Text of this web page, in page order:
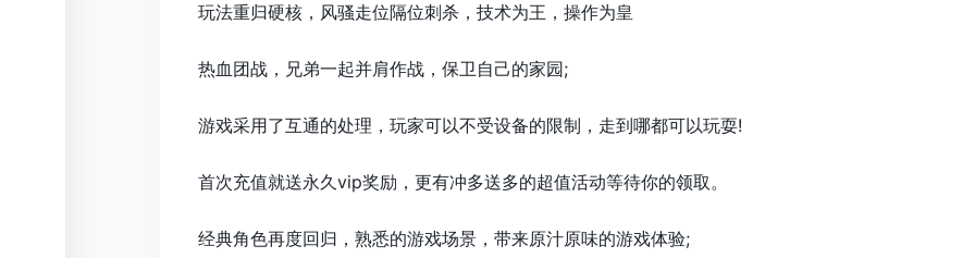
玩法重归硬核，风骚走位隔位刺杀，技术为王，操作为皇
热血团战，兄弟一起并肩作战，保卫自己的家园;
游戏采用了互通的处理，玩家可以不受设备的限制，走到哪都可以玩耍!
首次充值就送永久vip奖励，更有冲多送多的超值活动等待你的领取。
经典角色再度回归，熟悉的游戏场景，带来原汁原味的游戏体验;